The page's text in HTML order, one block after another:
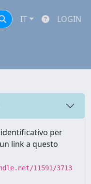
IT LOGIN
per
link a questo
11591/3713